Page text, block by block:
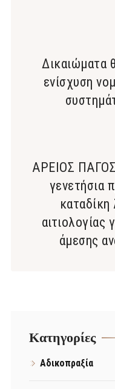
Δικαιώματα
ενίσχυση
ΑΡΕΙΟΣ
γενετήσια
αιτιολογίας
άμεσης
Kατηγορίες
Αδικοπραξία